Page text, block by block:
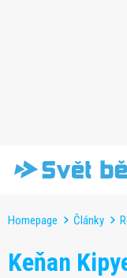
Homepage Články
Keňan